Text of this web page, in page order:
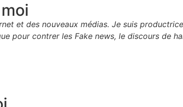
et des nouveaux médias. Je suis
pour contrer les Fake news, le discours de